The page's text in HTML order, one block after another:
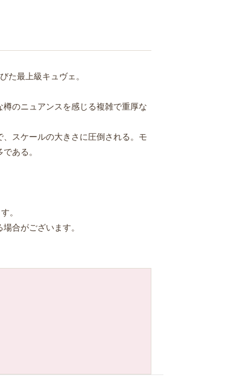
た最上級キュヴェ。
のニュアンスを感じる複雑で重厚な
スケールの大きさに圧倒される。モ
ある。
。
合がございます。